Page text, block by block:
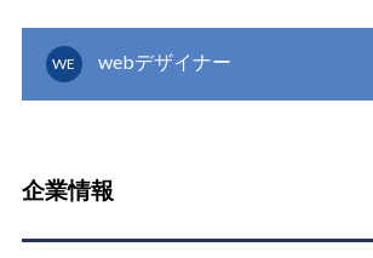
WE webデザイナー
企業情報